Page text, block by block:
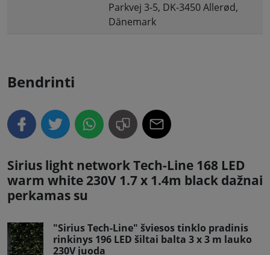
Parkvej 3-5, DK-3450 Allerød,
Dänemark
Bendrinti
Sirius light network Tech-Line 168 LED
warm white 230V 1.7 x 1.4m black dažnai
perkamas su
"Sirius Tech-Line" šviesos tinklo pradinis
rinkinys 196 LED šiltai balta 3 x 3 m lauko
230V juoda